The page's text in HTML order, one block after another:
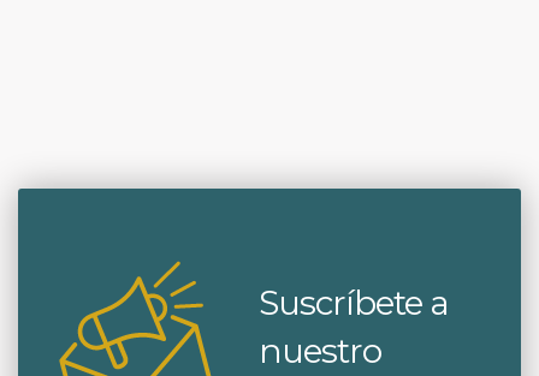
Suscríbete a
nuestro